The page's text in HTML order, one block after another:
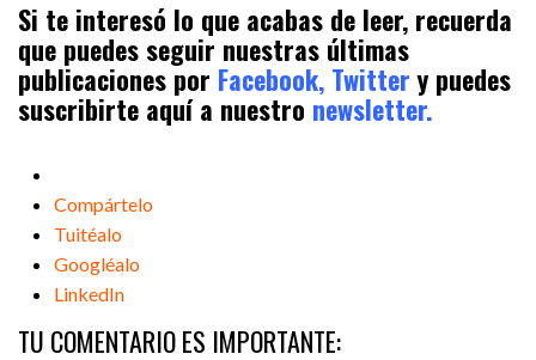
Si te interesó lo que acabas de leer, recuerda
que puedes seguir nuestras últimas
publicaciones por Facebook, Twitter y puedes
suscribirte aquí a nuestro newsletter.
Compártelo
Tuitéalo
Googléalo
LinkedIn
TU COMENTARIO ES IMPORTANTE: